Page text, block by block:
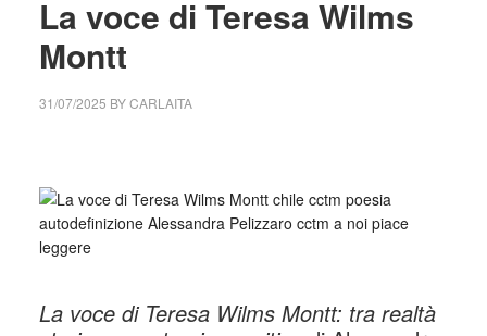
La voce di Teresa Wilms
Montt
31/07/2025 BYCARLAITA
La voce di Teresa Wilms Montt: tra realtà